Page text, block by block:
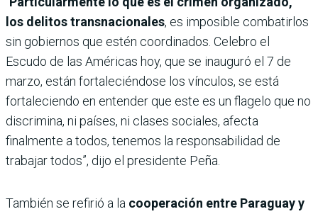
los delitos transnacionales, es imposible combatirlos
sin gobiernos que estén coordinados. Celebro el
Escudo de las Américas hoy, que se inauguró el 7 de
marzo, están fortaleciéndose los vínculos, se está
fortaleciendo en entender que este es un flagelo que no
discrimina, ni países, ni clases sociales, afecta
finalmente a todos, tenemos la responsabilidad de
trabajar todos”, dijo el presidente Peña.
También se refirió a la cooperación entre Paraguay y